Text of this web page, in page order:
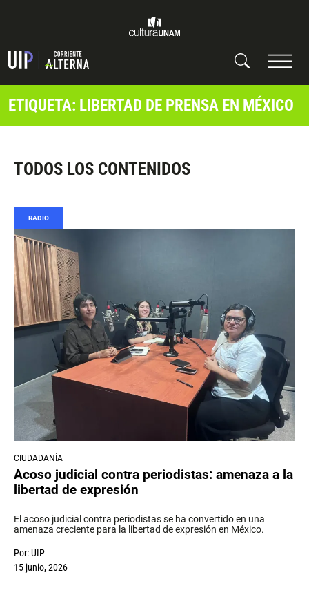
ETIQUETA: LIBERTAD DE PRENSA EN MÉXICO
TODOS LOS CONTENIDOS
RADIO
CIUDADANÍA
Acoso judicial contra periodistas: amenaza a la
libertad de expresión
El acoso judicial contra periodistas se ha convertido en una
amenaza creciente para la libertad de expresión en México.
Por:UIP
15 junio, 2026